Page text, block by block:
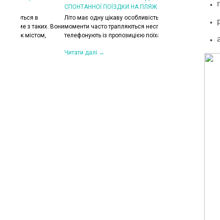
СПОНТАННОЇ ПОЇЗДКИ НА ПЛЯЖ
Літо має одну цікаву особливість — найкращі
моменти часто трапляються несподівано. Друзі
телефонують із пропозицією поїхати на озеро,...
КОЛИ ЗРАНКУ
Цього літа погода
на готовність до